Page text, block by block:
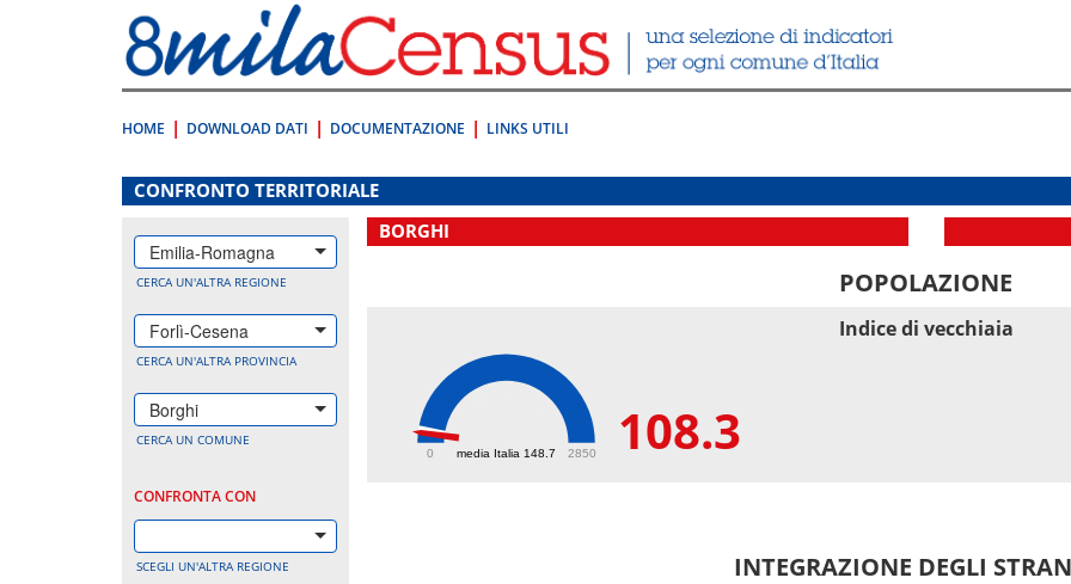
direttamente
a:
Contenuto
HOME DOWNLOAD DATI DOCUMENTAZIONE LINKS UTILI
.
CONFRONTO TERRITORIALE
Emilia-Romagna
CERCA UN'ALTRA REGIONE
Forlì-Cesena
CERCA UN'ALTRA PROVINCIA
Borghi
CERCA UN COMUNE
CONFRONTA CON
SCEGLI UN'ALTRA REGIONE
BORGHI
POPOLAZIONE
media Italia 148.7
0 2850 108.3
Indice di vecchiaia
INTEGRAZIONE DEGLI